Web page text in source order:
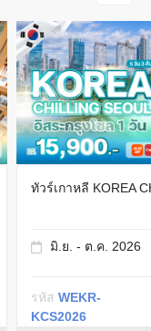
ทัวร์เกาหลี KOREA
มิ.ย. - ต.ค. 2026
รหัส WEKR-
KCS2026